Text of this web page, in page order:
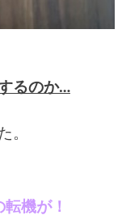
るのか…
。
機が！